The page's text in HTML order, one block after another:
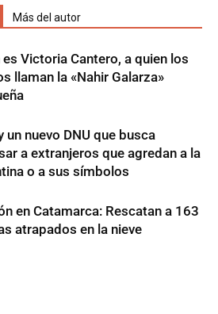
Más del autor
es Victoria Cantero, a quien los
llaman la «Nahir Galarza»
un nuevo DNU que busca
a extranjeros que agredan a la
o a sus símbolos
en Catamarca: Rescatan a 163
atrapados en la nieve